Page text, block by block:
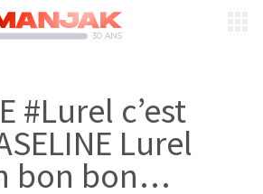
#Lurel c’est
Lurel
bon bon…